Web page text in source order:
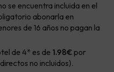
se encuentra incluida en el
abonarla en
de 16 años no pagan la
de 4* es de 1.98€ por
no incluidos).